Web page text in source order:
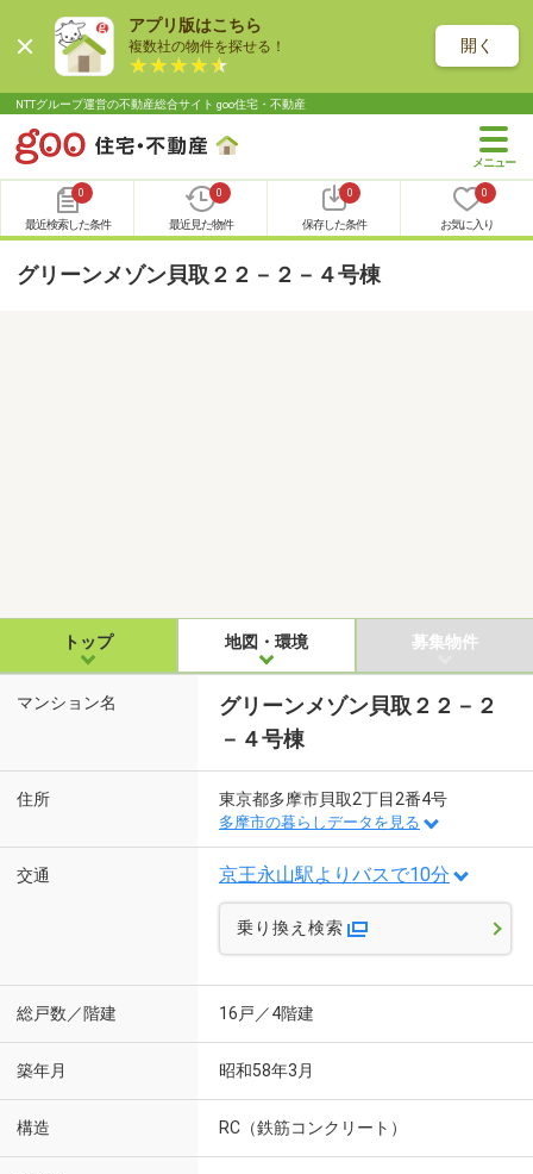
アプリ版はこちら
複数社の物件を探せる！ 開く
NTTグループ運営の不動産総合サイト goo住宅・不動産
0
最近検索した条件
0
最近見た物件
0
保存した条件
0
お気に入り
グリーンメゾン貝取２２－２－４号棟
トップ 地図・環境 募集物件
マンション名
グリーンメゾン貝取２２－２
－４号棟
住所 東京都多摩市貝取2丁目2番4号
多摩市の暮らしデータを見る
交通 京王永山駅よりバスで10分
乗り換え検索
総戸数／階建 16戸／4階建
築年月 昭和58年3月
構造 RC（鉄筋コンクリート）